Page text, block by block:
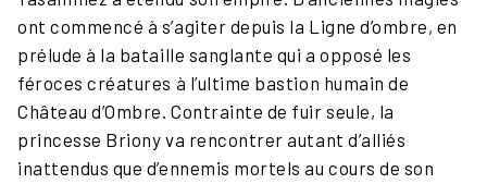
ont commencé à s’agiter depuis la Ligne d’ombre, en
prélude à la bataille sanglante qui a opposé les
féroces créatures à l’ultime bastion humain de
Château d’Ombre. Contrainte de fuir seule, la
princesse Briony va rencontrer autant d’alliés
inattendus que d’ennemis mortels au cours de son